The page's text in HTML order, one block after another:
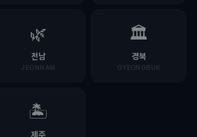
🌿
전남
JEONNAM
🏛️
경북
GYEONGBUK
🏝️
제주